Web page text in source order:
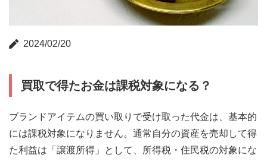
2024/02/20
買取で得たお金は課税対象になる？
ブランドアイテムの買い取りで受け取った代金は、基本的
には課税対象になりません。通常自分の資産を売却して得
た利益は「譲渡所得」として、所得税・住民税の対象にな